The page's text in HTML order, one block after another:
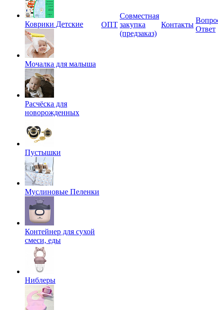
Коврики Детские
Мочалка для малыша
Расчёска для
новорожденных
Пустышки
Муслиновые Пеленки
Контейнер для сухой
смеси, еды
Ниблеры
ОПТ
Совместная
закупка
(предзаказ)
Контакты
Ответ